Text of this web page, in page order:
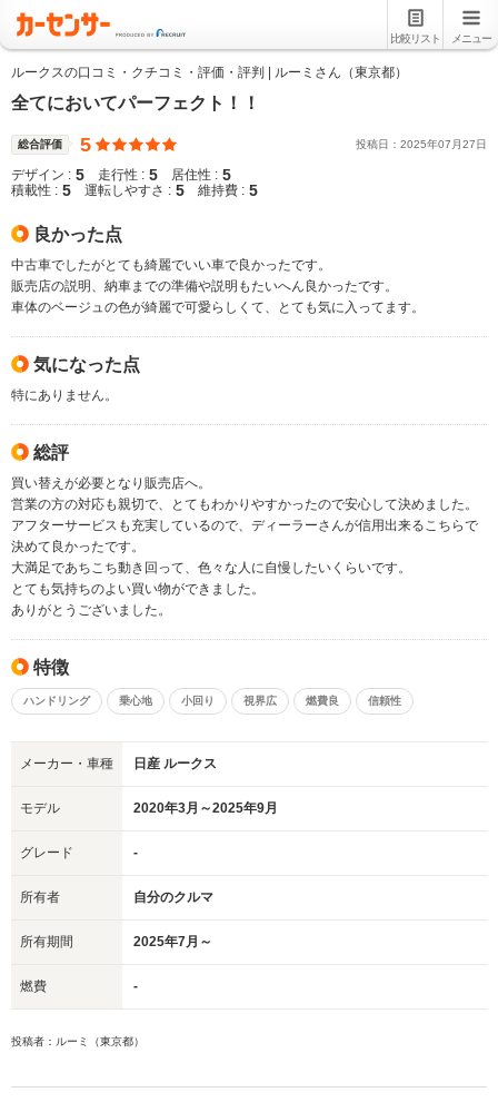
比較リスト メニュー
ルークスの口コミ・クチコミ・評価・評判 | ルーミさん（東京都）
全てにおいてパーフェクト！！
総合評価 5 投稿日： 2025年07 月27日
デザイン : 5 走行性 : 5 居住性 : 5
積載性 : 5 運転しやすさ : 5 維持費 : 5
良かった点
中古車でしたがとても綺麗でいい車で良かったです。
販売店の説明、納車までの準備や説明もたいへん良かったです。
車体のベージュの色が綺麗で可愛らしくて、とても気に入ってます。
気になった点
特にありません。
総評
買い替えが必要となり販売店へ。
営業の方の対応も親切で、とてもわかりやすかったので安心して決めました。
アフターサービスも充実しているので、ディーラーさんが信用出来るこちらで
決めて良かったです。
大満足であちこち動き回って、色々な人に自慢したいくらいです。
とても気持ちのよい買い物ができました。
ありがとうございました。
特徴
ハンドリング 乗心地 小回り 視界広 燃費良 信頼性
メーカー・車種 日産 ルークス
モデル 2020年3月～2025年9月
グレード -
所有者 自分のクルマ
所有期間 2025年7月～
燃費 -
投稿者：ルーミ（東京都）